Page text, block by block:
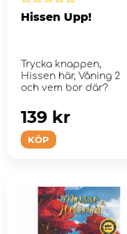
Hissen Upp!
Trycka knappen,
Hissen här, Våning 2
och vem bor där?
KÖP
139 kr